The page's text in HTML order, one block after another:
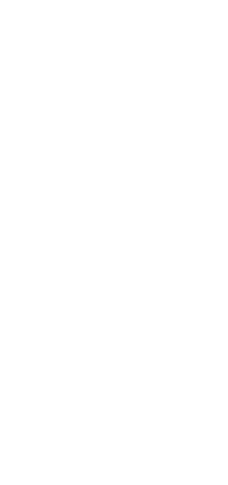
ません
した発送日数内に発送してい
しています
しています